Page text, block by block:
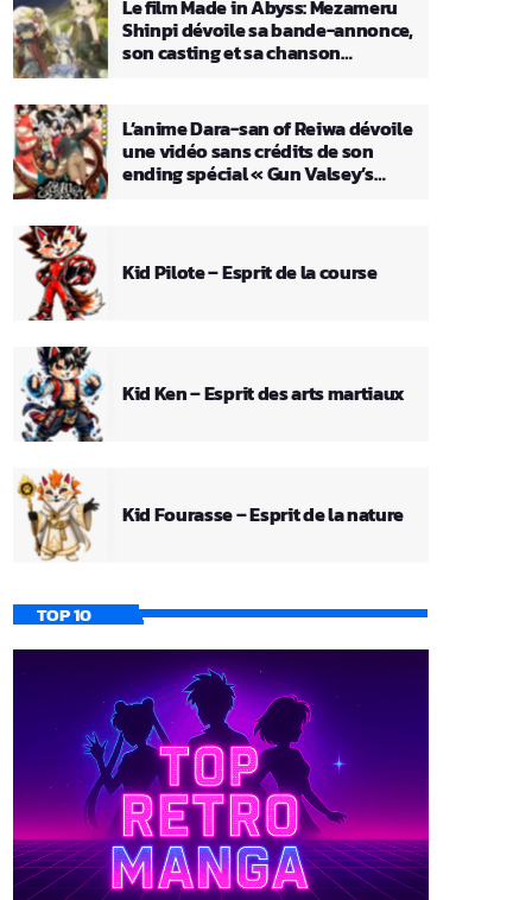
Le film Made in Abyss: Mezameru
Shinpi dévoile sa bande-annonce,
son casting et sa chanson
L’anime Dara-san of Reiwa dévoile
une vidéo sans crédits de son
ending spécial « Gun Valsey’s
Kid Pilote – Esprit de la course
Kid Ken – Esprit des arts martiaux
Kid Fourasse – Esprit de la nature
TOP 10